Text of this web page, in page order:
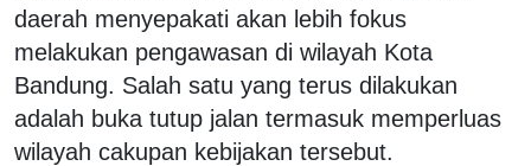
daerah menyepakati akan lebih fokus
melakukan pengawasan di wilayah Kota
Bandung. Salah satu yang terus dilakukan
adalah buka tutup jalan termasuk memperluas
wilayah cakupan kebijakan tersebut.